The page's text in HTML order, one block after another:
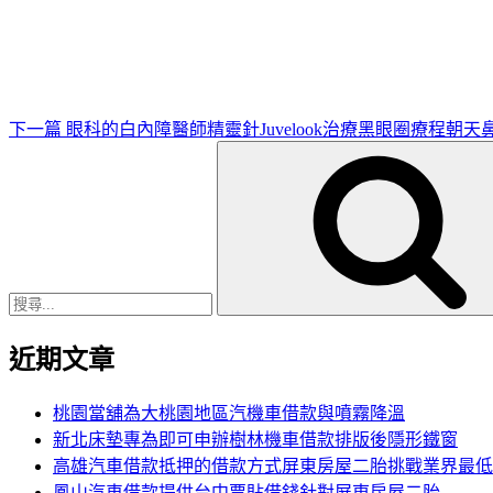
下一篇 眼科的白內障醫師精靈針Juvelook治療黑眼圈療程朝天
近期文章
桃園當舖為大桃園地區汽機車借款與噴霧降溫
新北床墊專為即可申辦樹林機車借款排版後隱形鐵窗
高雄汽車借款抵押的借款方式屏東房屋二胎挑戰業界最低